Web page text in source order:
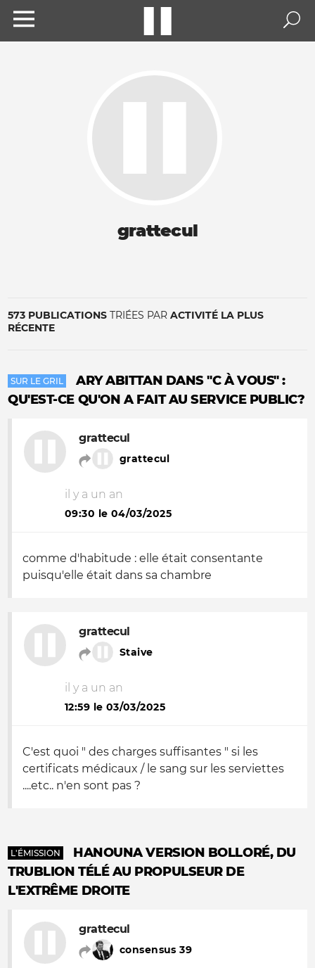
grattecul
573 PUBLICATIONS TRIÉES PAR ACTIVITÉ LA PLUS
RÉCENTE
SUR LE GRIL
ARY ABITTAN DANS "C À VOUS" :
QU'EST-CE QU'ON A FAIT AU SERVICE PUBLIC?
grattecul
grattecul
il y a un an
09:30 le 04/03/2025
comme d'habitude : elle était consentante
puisqu'elle était dans sa chambre
grattecul
Staive
il y a un an
12:59 le 03/03/2025
C'est quoi " des charges suffisantes " si les
certificats médicaux / le sang sur les serviettes
....etc.. n'en sont pas ?
L'ÉMISSION
HANOUNA VERSION BOLLORÉ, DU
TRUBLION TÉLÉ AU PROPULSEUR DE
L'EXTRÊME DROITE
grattecul
consensus 39